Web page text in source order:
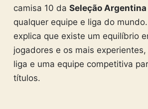
camisa 10 da Seleção Argentina
qualquer equipe e liga do
explica que existe um equilíbrio
jogadores e os mais
liga e uma equipe competitiva
títulos.